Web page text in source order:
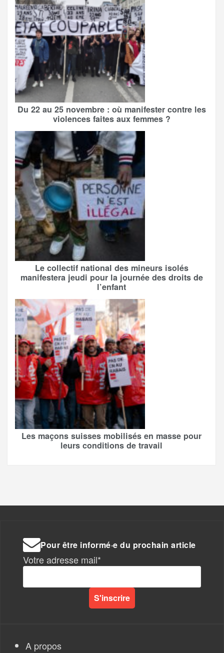
Du 22 au 25 novembre : où manifester contre les
violences faites aux femmes ?
Le collectif national des mineurs isolés
manifestera jeudi pour la journée des droits de
l’enfant
Les maçons suisses mobilisés en masse pour
leurs conditions de travail
Pour être informé·e du prochain article
Votre adresse mail*
A propos